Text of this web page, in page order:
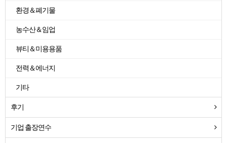
환경＆폐기물
농수산＆임업
뷰티＆미용용품
전력＆에너지
기타
후기
기업 출장연수